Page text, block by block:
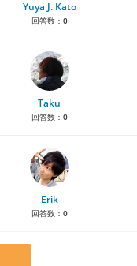
Yuya J. Kato
回答数： 0
Taku
回答数： 0
Erik
回答数： 0